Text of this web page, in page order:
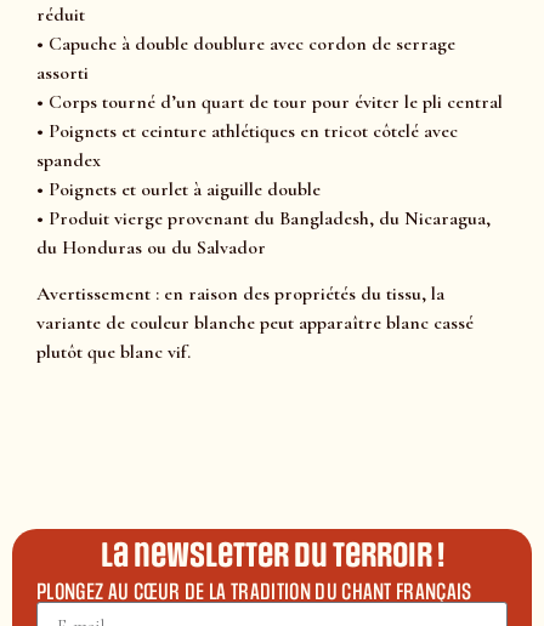
réduit
• Capuche à double doublure avec cordon de serrage
assorti
• Corps tourné d’un quart de tour pour éviter le pli central
• Poignets et ceinture athlétiques en tricot côtelé avec
spandex
• Poignets et ourlet à aiguille double
• Produit vierge provenant du Bangladesh, du Nicaragua,
du Honduras ou du Salvador
Avertissement : en raison des propriétés du tissu, la
variante de couleur blanche peut apparaître blanc cassé
plutôt que blanc vif.
La newsletter du terroir !
PLONGEZ AU CŒUR DE LA TRADITION DU CHANT FRANÇAIS